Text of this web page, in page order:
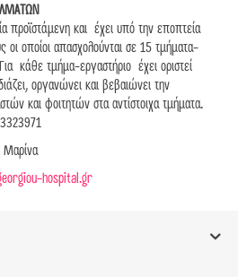
προϊστάμενη και έχει υπό την εποπτεία
οποίοι απασχολούνται σε 15 τμήματα-
κάθε τμήμα-εργαστήριο έχει οριστεί
οργανώνει και βεβαιώνει την
και φοιτητών στα αντίστοιχα τμήματα.
Μαρίνα
hospital.gr